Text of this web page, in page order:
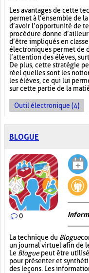
Les avantages de cette
permet à l’ensemble de
d’avoir l’opportunité de
procédure donne
d’être impliqués en
électroniques permet de
l’attention des élèves,
De plus, cette stratégie
réel quelles sont les
les élèves, ce qui lui
sur cette partie de la
Outil électronique (4)
BLOGUE
0
La technique du Blogue
un journal virtuel afin de
Le Bloguepeut être
pour présenter et
des leçons. Les